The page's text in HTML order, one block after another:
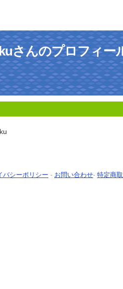
さんのプロフィー
バシーポリシー - お問い合わせ- 特定商